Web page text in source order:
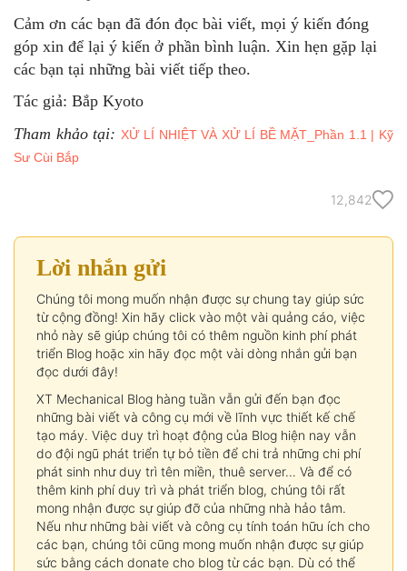
Cảm ơn các bạn đã đón đọc bài viết, mọi ý kiến đóng
góp xin để lại ý kiến ở phần bình luận. Xin hẹn gặp lại
các bạn tại những bài viết tiếp theo.
Tác giả: Bắp Kyoto
Tham khảo tại: XỬ LÍ NHIỆT VÀ XỬ LÍ BỀ MẶT_Phần 1.1 | Kỹ
Sư Cùi Bắp
12,842
Lời nhắn gửi
Chúng tôi mong muốn nhận được sự chung tay giúp sức
từ cộng đồng! Xin hãy click vào một vài quảng cáo, việc
nhỏ này sẽ giúp chúng tôi có thêm nguồn kinh phí phát
triển Blog hoặc xin hãy đọc một vài dòng nhắn gửi bạn
đọc dưới đây!
XT Mechanical Blog hàng tuần vẫn gửi đến bạn đọc
những bài viết và công cụ mới về lĩnh vực thiết kế chế
tạo máy. Việc duy trì hoạt động của Blog hiện nay vẫn
do đội ngũ phát triển tự bỏ tiền để chi trả những chi phí
phát sinh như duy trì tên miền, thuê server… Và để có
thêm kinh phí duy trì và phát triển blog, chúng tôi rất
mong nhận được sự giúp đỡ của những nhà hảo tâm.
Nếu như những bài viết và công cụ tính toán hữu ích cho
các bạn, chúng tôi cũng mong muốn nhận được sự giúp
sức bằng cách donate cho blog từ các bạn. Dù có thể